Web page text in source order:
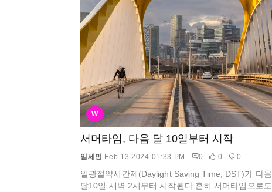
W
서머타임, 다음 달 10일부터 시작
임세민 Feb 13 2024 01:33 PM 0 0 0
일광절약시간제(Daylight Saving Time, DST)가 다음
달10일 새벽 2시부터 시작된다.흔히 서머타임으로도